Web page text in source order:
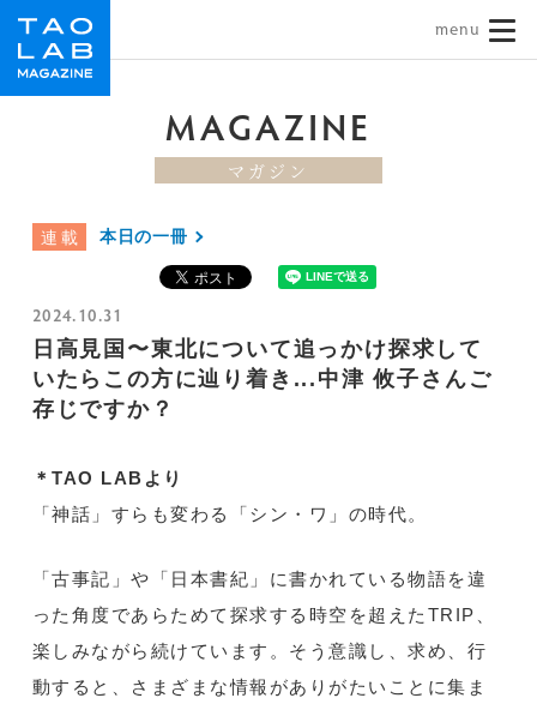
MAGAZINE
マガジン
連載 本日の一冊
2024.10.31
日高見国〜東北について追っかけ探求して
いたらこの方に辿り着き...中津 攸子さんご
存じですか？
＊TAO LABより
「神話」すらも変わる「シン・ワ」の時代。
「古事記」や「日本書紀」に書かれている物語を違
った角度であらためて探求する時空を超えたTRIP、
楽しみながら続けています。そう意識し、求め、行
動すると、さまざまな情報がありがたいことに集ま